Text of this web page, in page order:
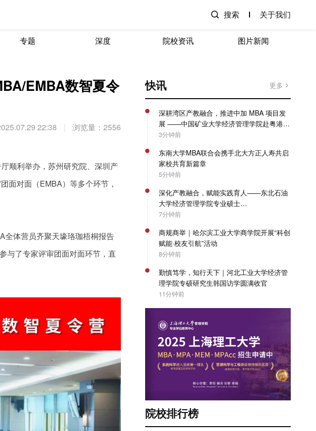
搜索 关于我们
专题 深度 院校资讯 图片新闻
EMBA数智夏令
22:38 浏览量：2556
顺利举办，苏州研究院、深圳产
面对面（EMBA）等多个环节，
全体营员齐聚天壕珞珈梧桐报告
与了专家评审团面对面环节，直
快讯 更多
深耕湾区产教融合，推进中加 MBA 项目发
展 ——中国矿业大学经济管理学院赴粤港澳
开展专项走访调研
3分钟前
东南大学MBA联合会携手北大方正人寿共启
家校共育新篇章
5分钟前
深化产教融合，赋能实践育人——东北石油
大学经济管理学院专业硕士
（MBA/MPAcc）系列教学活动圆满收官
7分钟前
商规商举｜哈尔滨工业大学商学院开展“科创
赋能·校友引航”活动
8分钟前
勤慎笃学，知行天下｜河北工业大学经济管
理学院专硕研究生韩国访学圆满收官
11分钟前
院校排行榜